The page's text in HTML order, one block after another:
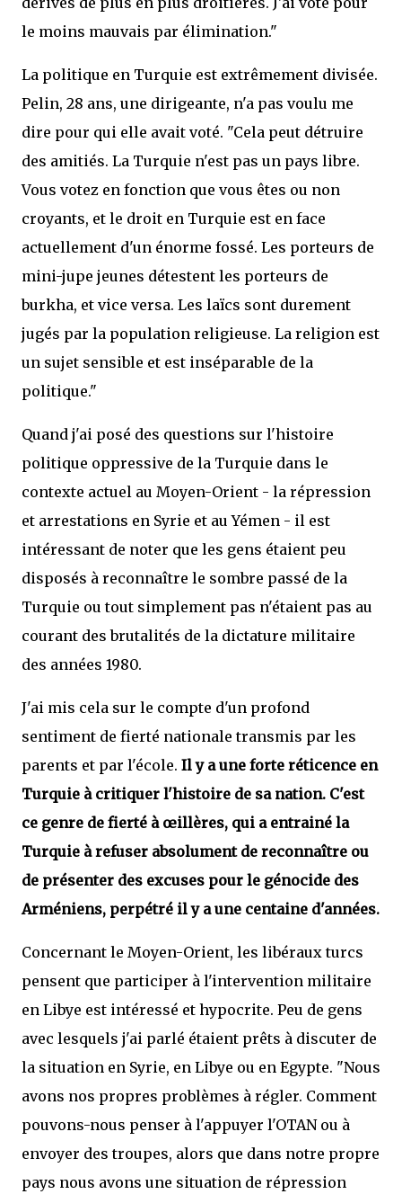
le moins mauvais par élimination."
La politique en Turquie est extrêmement divisée.
Pelin, 28 ans, une dirigeante, n'a pas voulu me
dire pour qui elle avait voté. "Cela peut détruire
des amitiés. La Turquie n'est pas un pays libre.
Vous votez en fonction que vous êtes ou non
croyants, et le droit en Turquie est en face
actuellement d'un énorme fossé. Les porteurs de
mini-jupe jeunes détestent les porteurs de
burkha, et vice versa. Les laïcs sont durement
jugés par la population religieuse. La religion est
un sujet sensible et est inséparable de la
politique."
Quand j'ai posé des questions sur l'histoire
politique oppressive de la Turquie dans le
contexte actuel au Moyen-Orient - la répression
et arrestations en Syrie et au Yémen - il est
intéressant de noter que les gens étaient peu
disposés à reconnaître le sombre passé de la
Turquie ou tout simplement pas n'étaient pas au
courant des brutalités de la dictature militaire
des années 1980.
J'ai mis cela sur le compte d'un profond
sentiment de fierté nationale transmis par les
parents et par l'école. Il y a une forte réticence en
Turquie à critiquer l'histoire de sa nation. C'est
ce genre de fierté à œillères, qui a entrainé la
Turquie à refuser absolument de reconnaître ou
de présenter des excuses pour le génocide des
Arméniens, perpétré il y a une centaine d'années.
Concernant le Moyen-Orient, les libéraux turcs
pensent que participer à l'intervention militaire
en Libye est intéressé et hypocrite. Peu de gens
avec lesquels j'ai parlé étaient prêts à discuter de
la situation en Syrie, en Libye ou en Egypte. "Nous
avons nos propres problèmes à régler. Comment
pouvons-nous penser à l'appuyer l'OTAN ou à
envoyer des troupes, alors que dans notre propre
pays nous avons une situation de répression